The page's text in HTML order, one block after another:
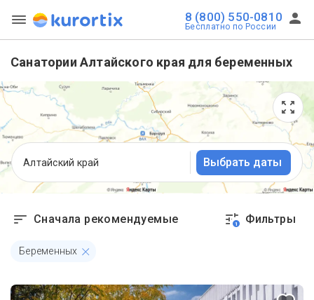
8 (800) 550-0810
Бесплатно по России
Санатории Алтайского края для беременных
Алтайский край Выбрать даты
Сначала рекомендуемые 1 Фильтры
Беременных